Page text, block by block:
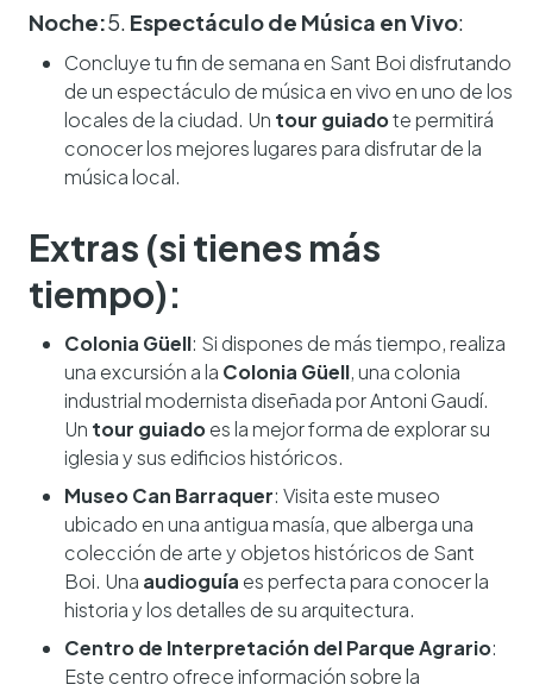
Noche:5. Espectáculo de Música en Vivo:
Concluye tu fin de semana en Sant Boi disfrutando
de un espectáculo de música en vivo en uno de los
locales de la ciudad. Un tour guiadote permitirá
conocer los mejores lugares para disfrutar de la
música local.
Extras (si tienes más
tiempo):
Colonia Güell: Si dispones de más tiempo, realiza
una excursión a la Colonia Güell, una colonia
industrial modernista diseñada por Antoni Gaudí.
Un tour guiadoes la mejor forma de explorar su
iglesia y sus edificios históricos.
Museo Can Barraquer: Visita este museo
ubicado en una antigua masía, que alberga una
colección de arte y objetos históricos de Sant
Boi. Una audioguía es perfecta para conocer la
historia y los detalles de su arquitectura.
Centro de Interpretación del Parque Agrario:
Este centro ofrece información sobre la